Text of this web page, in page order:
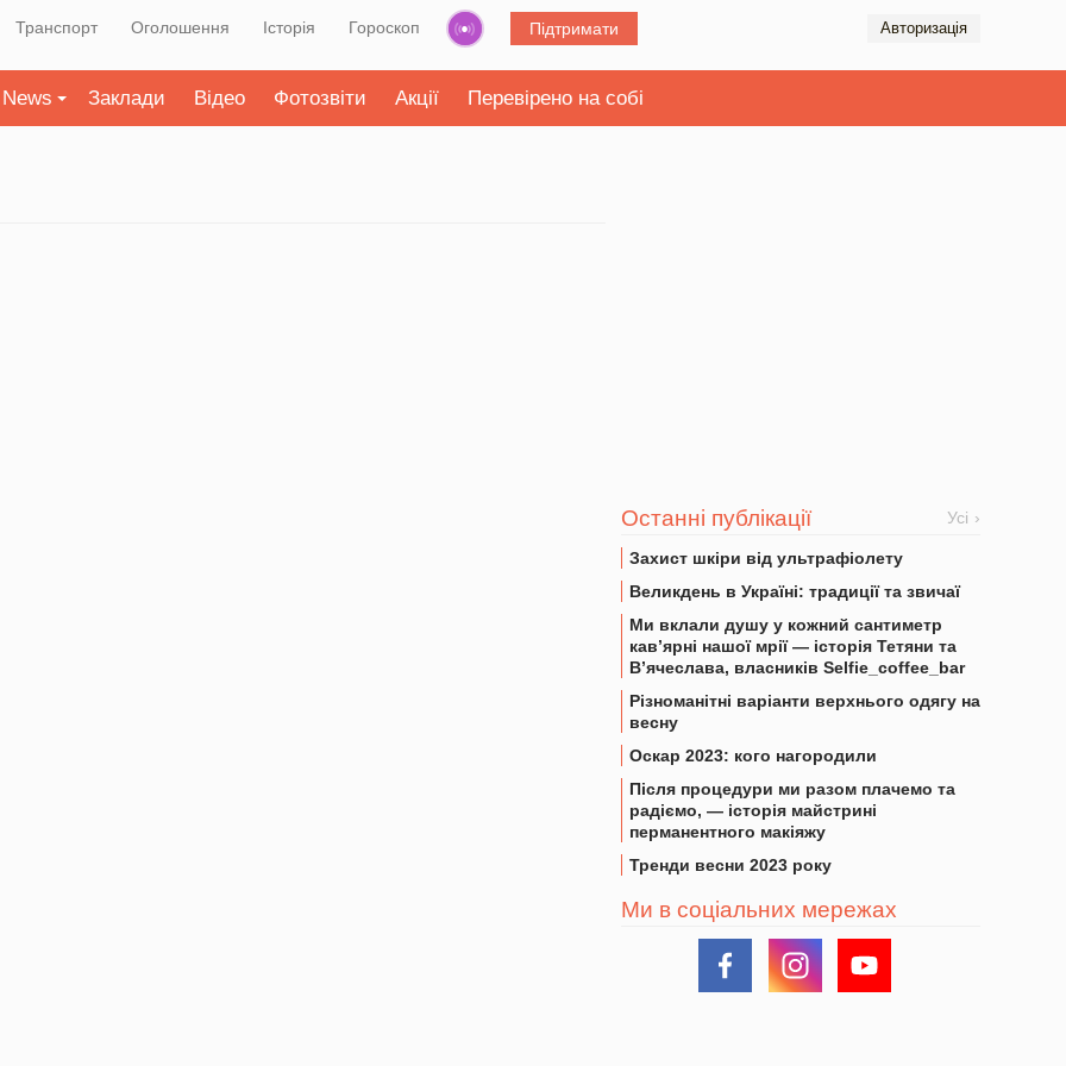
Транспорт Оголошення Історія Гороскоп Підтримати Авторизація
News Заклади Відео Фотозвіти Акції Перевірено на собі
Останні публікації Усі
Захист шкіри від ультрафіолету
Великдень в Україні: традиції та звичаї
Ми вклали душу у кожний сантиметр
кав’ярні нашої мрії — історія Тетяни та
В’ячеслава, власників Selfie_coffee_bar
Різноманітні варіанти верхнього одягу на
весну
Оскар 2023: кого нагородили
Після процедури ми разом плачемо та
радіємо, — історія майстрині
перманентного макіяжу
Тренди весни 2023 року
Ми в соціальних мережах